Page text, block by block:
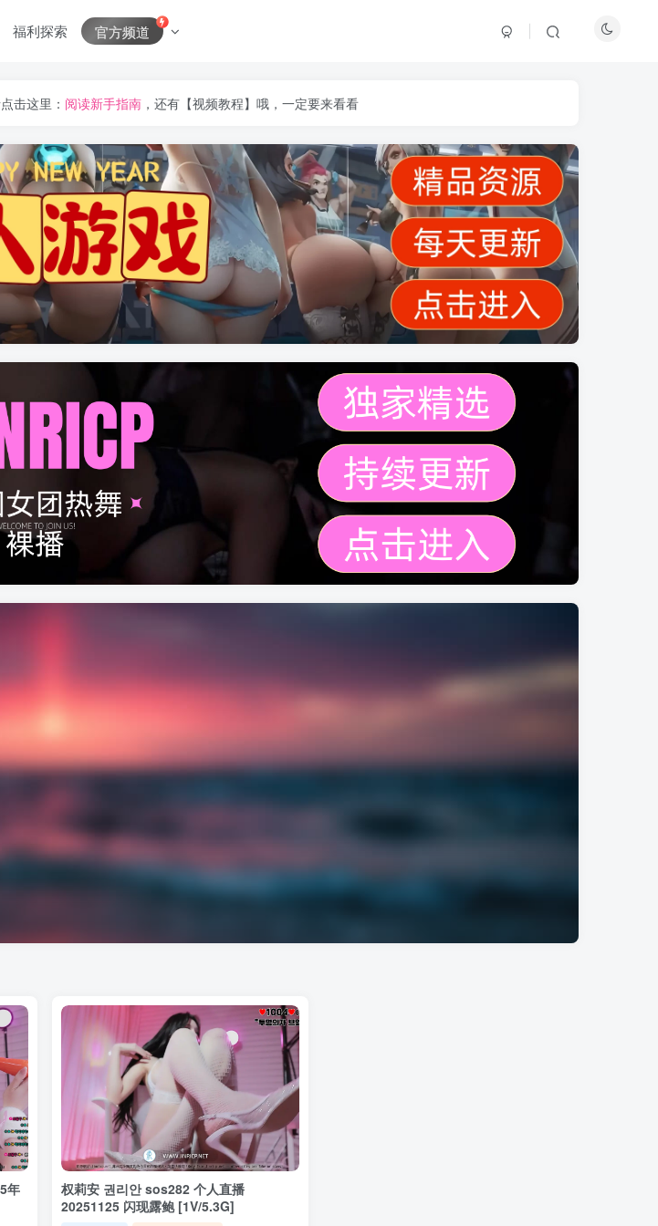
福利探索 官方频道
击这里： 阅读新手指南 ，还有【视频教程】哦，一定要来看看
年
权莉安 권리안 sos282 个人直播
20251125 闪现露鲍 [1V/5.3G]